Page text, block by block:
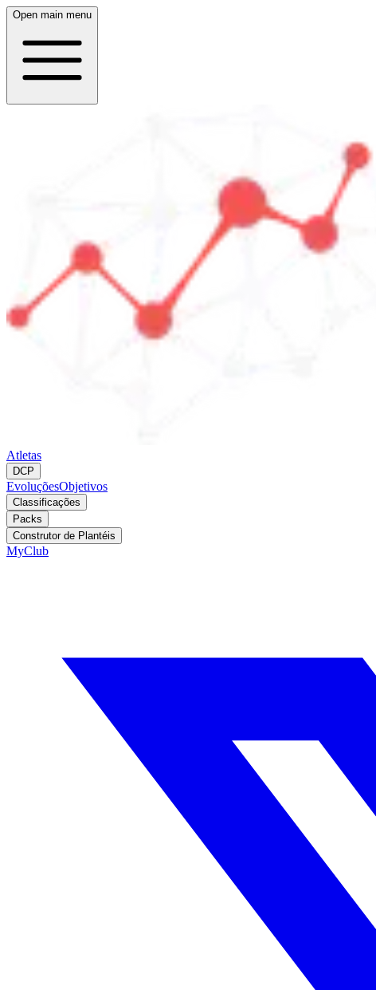
Open main menu
Atletas
DCP
EvoluçõesObjetivos
Classificações
Packs
Construtor de Plantéis
MyClub